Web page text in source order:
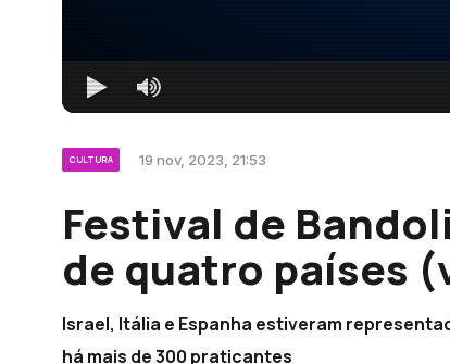
CULTURA 19 nov, 2023, 21:53
Festival de
de quatro países
Israel, Itália e Espanha estiveram
há mais de 300 praticantes